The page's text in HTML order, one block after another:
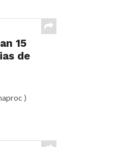
15
de
)